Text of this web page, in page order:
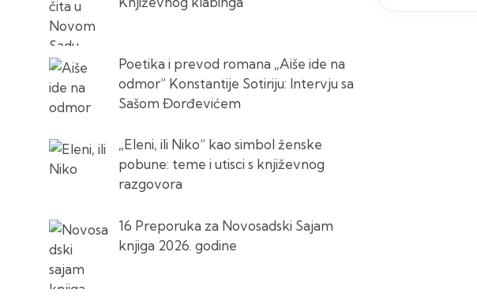
Poetika i prevod romana „Aiše ide na
odmor“ Konstantije Sotiriju: Intervju sa
Sašom Đorđevićem
„Eleni, ili Niko“ kao simbol ženske
pobune: teme i utisci s književnog
razgovora
16 Preporuka za Novosadski Sajam
knjiga 2026. godine